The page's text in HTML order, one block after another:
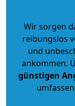
Wir sorgen
reibungslos
und
ankommen.
günstigen